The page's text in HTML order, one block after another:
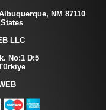
NM 87110
LLC
No:1 D:5